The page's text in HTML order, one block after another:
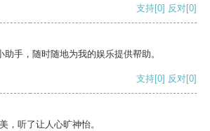
支持[0] 反对[0]
手，随时随地为我的娱乐提供帮助。
支持[0] 反对[0]
，听了让人心旷神怡。